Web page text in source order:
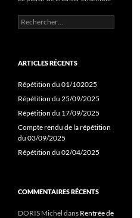
Rechercher :
ARTICLES RÉCENTS
Répétition du 01/102025
Répétition du 25/09/2025
Répétition du 17/09/2025
Compte rendu de la répétition
du 03/09/2025
Répétition du 02/04/2025
COMMENTAIRES RÉCENTS
DORIS Michel dans Rentrée de